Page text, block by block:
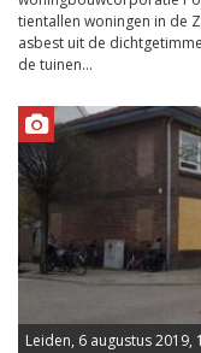
tientallen woningen in de
asbest uit de
de tuinen...
Leiden, 6 augustus 2019,